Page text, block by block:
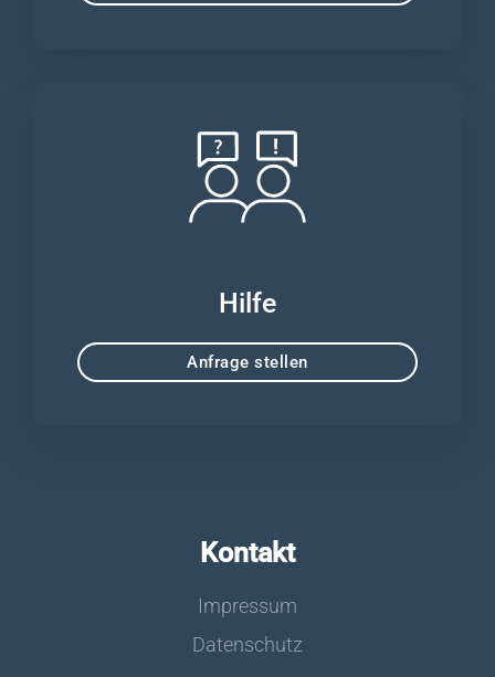
Hilfe
Anfrage stellen
Kontakt
Impressum
Datenschutz